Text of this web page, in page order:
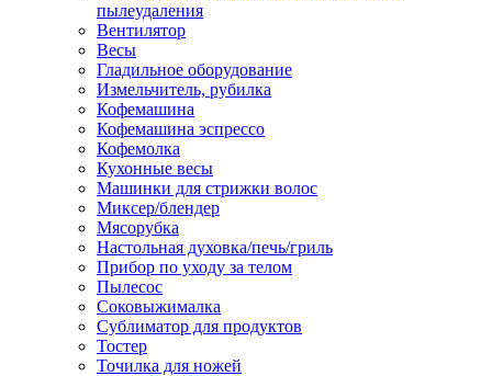
пылеудаления
Вентилятор
Весы
Гладильное оборудование
Измельчитель, рубилка
Кофемашина
Кофемашина эспрессо
Кофемолка
Кухонные весы
Машинки для стрижки волос
Миксер/блендер
Мясорубка
Настольная духовка/печь/гриль
Прибор по уходу за телом
Пылесос
Соковыжималка
Сублиматор для продуктов
Тостер
Точилка для ножей